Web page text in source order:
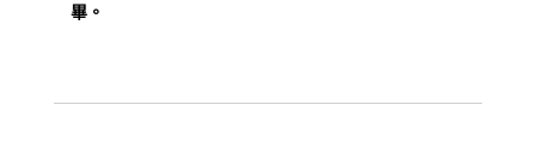
畢。